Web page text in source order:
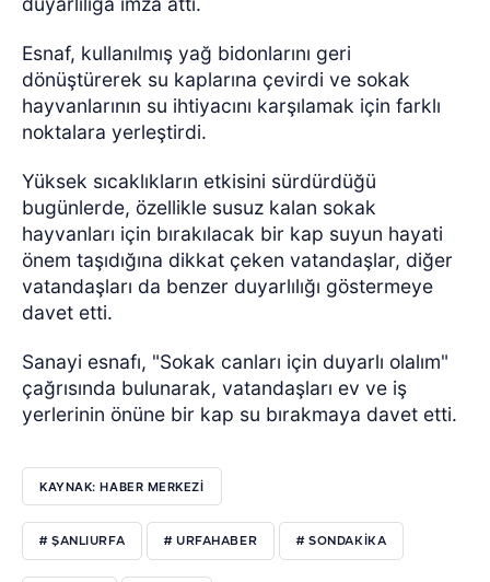
Esnaf, kullanılmış yağ bidonlarını geri
dönüştürerek su kaplarına çevirdi ve sokak
hayvanlarının su ihtiyacını karşılamak için farklı
noktalara yerleştirdi.
Yüksek sıcaklıkların etkisini sürdürdüğü
bugünlerde, özellikle susuz kalan sokak
hayvanları için bırakılacak bir kap suyun hayati
önem taşıdığına dikkat çeken vatandaşlar, diğer
vatandaşları da benzer duyarlılığı göstermeye
davet etti.
Sanayi esnafı, "Sokak canları için duyarlı olalım"
çağrısında bulunarak, vatandaşları ev ve iş
yerlerinin önüne bir kap su bırakmaya davet etti.
KAYNAK: HABER MERKEZI
# ŞANLIURFA # URFAHABER # SONDAKİKA